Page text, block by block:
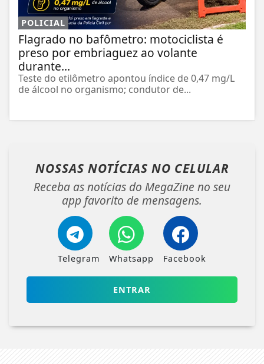
POLICIAL
Flagrado no bafômetro: motociclista é
preso por embriaguez ao volante
durante...
Teste do etilômetro apontou índice de 0,47 mg/L
de álcool no organismo; condutor de...
NOSSAS NOTÍCIAS NO CELULAR
Receba as notícias do MegaZine no seu
app favorito de mensagens.
Telegram Whatsapp Facebook
ENTRAR